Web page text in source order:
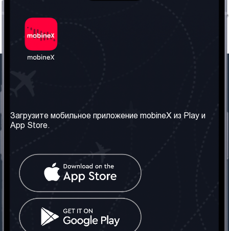
Наши сервисы
Правила и Условия
Часто задаваемые
вопросы
Контакт
Грузия: Тбилиси
Телефон: +442030340050
Социальные сети
Загрузите мобильное приложение mobineX из Play и
App Store.